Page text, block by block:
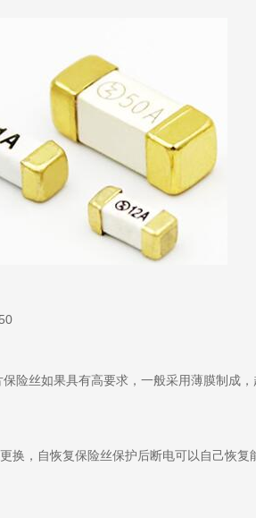
丝如果具有高要求，一般采用薄膜制成
，自恢复保险丝保护后断电可以自己恢复